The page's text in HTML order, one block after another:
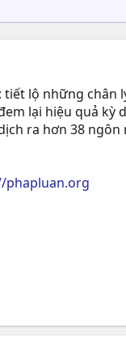
lộ những
lại hiệu quả
ra hơn 38
phapluan.org